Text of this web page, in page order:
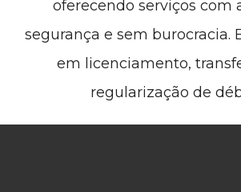
oferecendo serviços com
segurança e sem burocracia.
em licenciamento,
regularização de